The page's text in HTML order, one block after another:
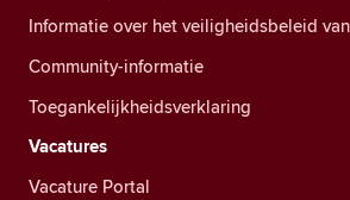
Informatie over het veiligheidsbeleid
Community-informatie
Toegankelijkheidsverklaring
Vacatures
Vacature Portal